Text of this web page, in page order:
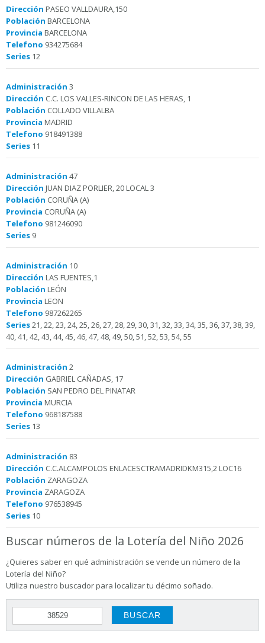
Dirección PASEO VALLDAURA,150
Población BARCELONA
Provincia BARCELONA
Telefono 934275684
Series 12
Administración 3
Dirección C.C. LOS VALLES-RINCON DE LAS HERAS, 1
Población COLLADO VILLALBA
Provincia MADRID
Telefono 918491388
Series 11
Administración 47
Dirección JUAN DIAZ PORLIER, 20 LOCAL 3
Población CORUÑA (A)
Provincia CORUÑA (A)
Telefono 981246090
Series 9
Administración 10
Dirección LAS FUENTES,1
Población LEÓN
Provincia LEON
Telefono 987262265
Series21, 22, 23, 24, 25, 26, 27, 28, 29, 30, 31, 32, 33, 34, 35, 36, 37, 38, 39,
40, 41, 42, 43, 44, 45, 46, 47, 48, 49, 50, 51, 52, 53, 54, 55
Administración 2
Dirección GABRIEL CAÑADAS, 17
Población SAN PEDRO DEL PINATAR
Provincia MURCIA
Telefono 968187588
Series 13
Administración 83
Dirección C.C.ALCAMPOLOS ENLACESCTRAMADRIDKM315,2 LOC16
Población ZARAGOZA
Provincia ZARAGOZA
Telefono 976538945
Series 10
Buscar números de la Lotería del Niño 2026
¿Quieres saber en qué administración se vende un número de la
Lotería del Niño?
Utiliza nuestro buscador para localizar tu décimo soñado.